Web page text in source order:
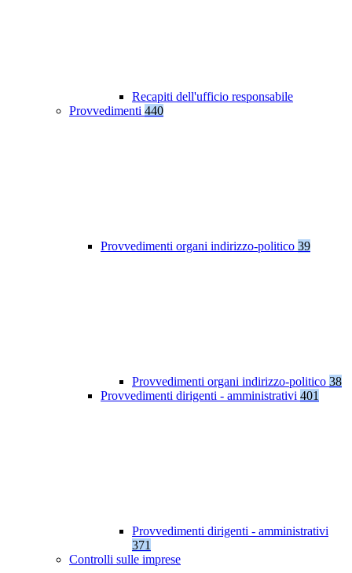
Recapiti dell'ufficio responsabile
Provvedimenti 440
Provvedimenti organi indirizzo-politico 39
Provvedimenti organi indirizzo-politico 38
Provvedimenti dirigenti - amministrativi 401
Provvedimenti dirigenti - amministrativi
371
Controlli sulle imprese